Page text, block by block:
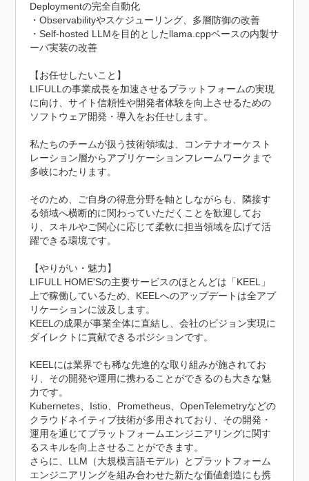
Deploymentの完全自動化
・Observabilityやスケジューリング、多層防御の改善
・Self-hosted LLMを目的としたllama.cppベースの内製サ
ーバ実装の改善
【お任せしたいこと】
LIFULLの事業成長を加速させるプラットフォームの実現
に向け、サイト信頼性や開発者体験を向上させるための
ソフトウェア開発・導入をお任せします。
私たちのチームが扱う技術領域は、コンテナオーケスト
レーション層からアプリケーションフレームワークまで
多岐にわたります。
そのため、ご自身の得意分野を軸としながらも、隣接す
る領域へ横断的に関わっていただくことを歓迎してお
り、スキルやご関心に応じて柔軟に担当領域を広げて活
躍できる環境です。
【やりがい・魅力】
LIFULL HOME'Sの主要サービスのほとんどは「KEEL」
上で稼働しているため、KEELへのアップデートは全アプ
リケーションに波及します。
KEELの成果が事業全体に直結し、会社のビジョン実現に
ダイレクトに貢献できるポジションです。
KEELには業界でも稀な先進的な取り組みが施されてお
り、その開発や運用に携わることができるのも大きな魅
力です。
Kubernetes、Istio、Prometheus、OpenTelemetryなどの
クラウドネイティブ技術が多用されており、その開発・
運用を通じてプラットフォームエンジニアリングに関す
るスキルを向上させることができます。
さらに、LLM（大規模言語モデル）とプラットフォーム
エンジニアリングを組み合わせた新たな価値創造にも携